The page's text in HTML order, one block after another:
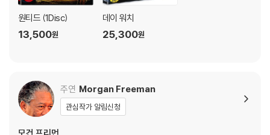
원티드 (1Disc)
13,500원
데이 워치
25,300원
주연 Morgan Freeman
관심작가 알림신청